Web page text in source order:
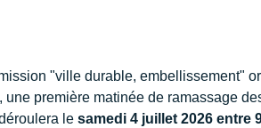
"ville durable, embellissement"
une première matinée de ramassage
le samedi 4 juillet 2026 entre